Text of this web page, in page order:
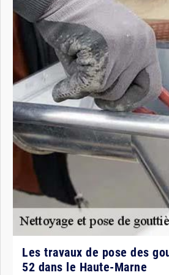
Les travaux de pose des
52 dans le Haute-Marne